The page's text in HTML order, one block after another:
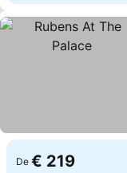
De € 219